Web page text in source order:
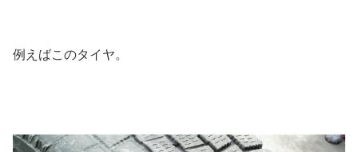
例えばこのタイヤ。